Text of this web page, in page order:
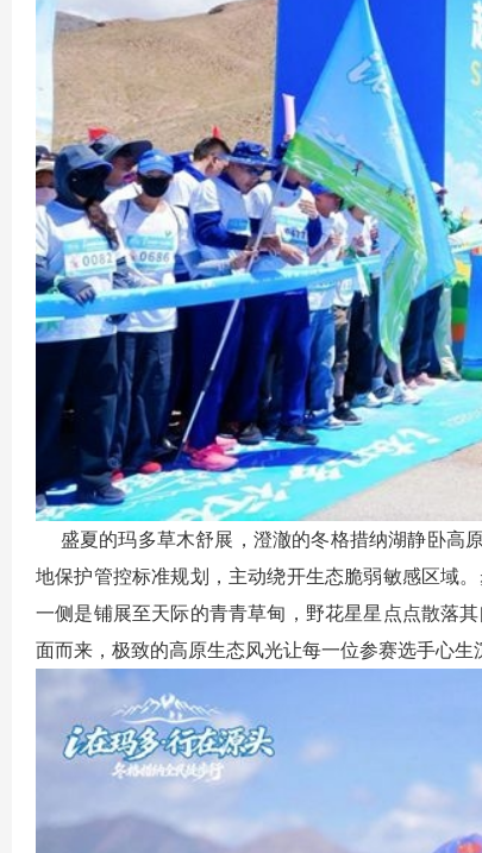
盛夏的玛多草木舒展，澄澈的冬格措纳湖静卧高
地保护管控标准规划，主动绕开生态脆弱敏感区域
一侧是铺展至天际的青青草甸，野花星星点点散落
面而来，极致的高原生态风光让每一位参赛选手心生